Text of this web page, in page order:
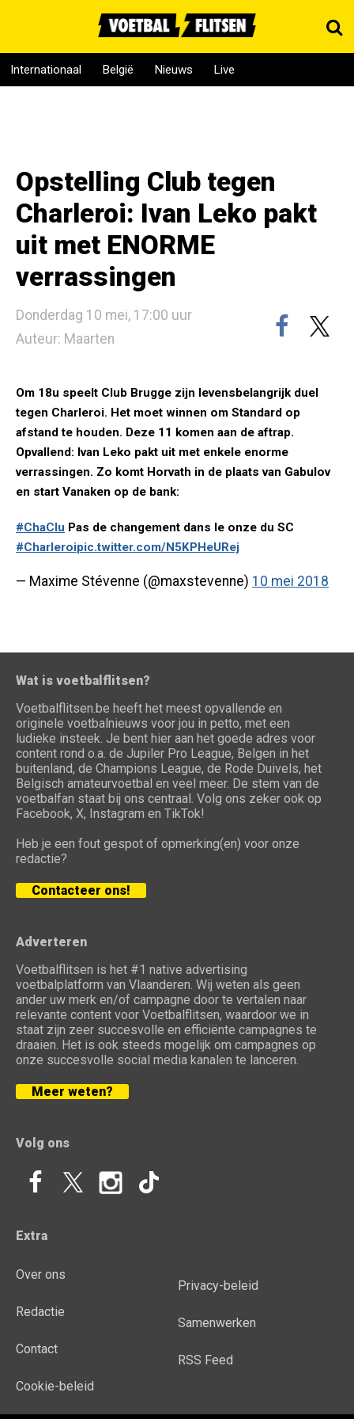
Internationaal België Nieuws Live
Opstelling Club tegen
Charleroi: Ivan Leko pakt
uit met ENORME
verrassingen
Donderdag 10 mei, 17:00 uur
Auteur: Maarten
Om 18u speelt Club Brugge zijn levensbelangrijk duel
tegen Charleroi. Het moet winnen om Standard op
afstand te houden. Deze 11 komen aan de aftrap.
Opvallend: Ivan Leko pakt uit met enkele enorme
verrassingen. Zo komt Horvath in de plaats van Gabulov
en start Vanaken op de bank:
#ChaClu Pas de changement dans le onze du SC
#Charleroipic.twitter.com/N5KPHeURej
— Maxime Stévenne (@maxstevenne) 10 mei 2018
Wat is voetbalflitsen?
Voetbalflitsen.be heeft het meest opvallende en
originele voetbalnieuws voor jou in petto, met een
ludieke insteek. Je bent hier aan het goede adres voor
content rond o.a. de Jupiler Pro League, Belgen in het
buitenland, de Champions League, de Rode Duivels, het
Belgisch amateurvoetbal en veel meer. De stem van de
voetbalfan staat bij ons centraal. Volg ons zeker ook op
Facebook, X, Instagram en TikTok!
Heb je een fout gespot of opmerking(en) voor onze
redactie?
Contacteer ons!
Adverteren
Voetbalflitsen is het #1 native advertising
voetbalplatform van Vlaanderen. Wij weten als geen
ander uw merk en/of campagne door te vertalen naar
relevante content voor Voetbalflitsen, waardoor we in
staat zijn zeer succesvolle en efficiënte campagnes te
draaien. Het is ook steeds mogelijk om campagnes op
onze succesvolle social media kanalen te lanceren.
Meer weten?
Volg ons
Extra
Over ons
Redactie
Contact
Cookie-beleid
Privacy-beleid
Samenwerken
RSS Feed